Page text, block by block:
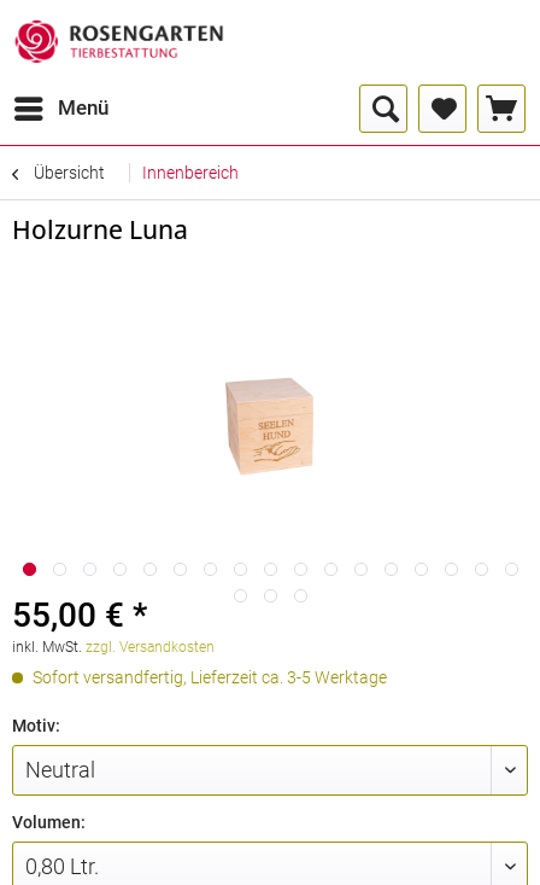
Menü
Übersicht Innenbereich
Holzurne Luna
55,00 € *
inkl. MwSt. zzgl. Versandkosten
Sofort versandfertig, Lieferzeit ca. 3-5 Werktage
Motiv:
Volumen: